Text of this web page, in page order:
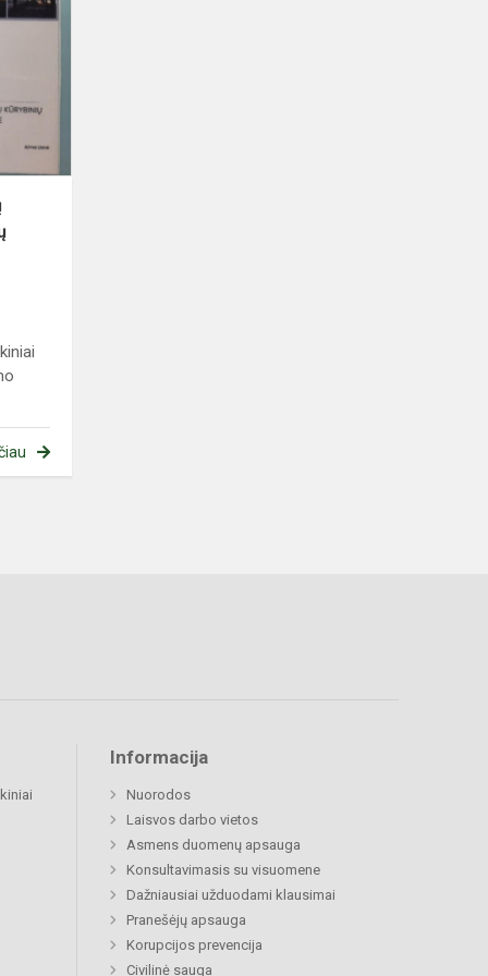
Informacija
Nuorodos
Laisvos darbo vietos
Asmens duomenų apsauga
Konsultavimasis su visuomene
Dažniausiai užduodami klausimai
Pranešėjų apsauga
Korupcijos prevencija
Civilinė sauga